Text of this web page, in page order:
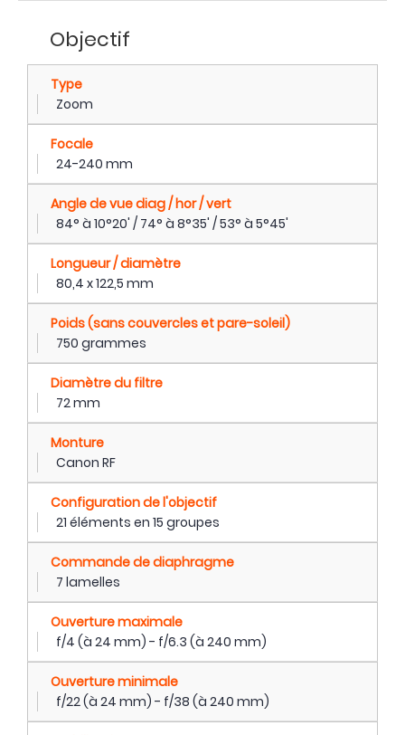
Objectif
Type
Zoom
Focale
24-240 mm
Angle de vue diag / hor / vert
84° à 10°20' / 74° à 8°35' / 53° à 5°45'
Longueur / diamètre
80,4 x 122,5 mm
Poids (sans couvercles et pare-soleil)
750 grammes
Diamètre du filtre
72 mm
Monture
Canon RF
Configuration de l'objectif
21 éléments en 15 groupes
Commande de diaphragme
7 lamelles
Ouverture maximale
f/4 (à 24 mm) - f/6.3 (à 240 mm)
Ouverture minimale
f/22 (à 24 mm) - f/38 (à 240 mm)